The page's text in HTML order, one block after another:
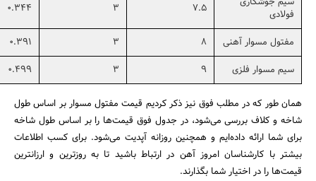
فولادی
7.5
3
0.344
مفتول مسوار آهنی 8
3
0.391
سیم مسوار فلزی
9
3
0.499
همان طور که در مطلب فوق نیز ذکر کردیم قیمت مفتول مسوار بر اساس طول
شاخه و کلاف بررسی می‌شود، در جدول فوق قیمت‌ها را بر اساس طول شاخه
برای شما ارائه داده‌ایم و همچنین روزانه آپدیت می‌شود. برای کسب اطلاعات
بیشتر با کارشناسان امروز آهن در ارتباط باشید تا به روزترین و ارزانترین
قیمت‌ها را در اختیار شما بگذارند.